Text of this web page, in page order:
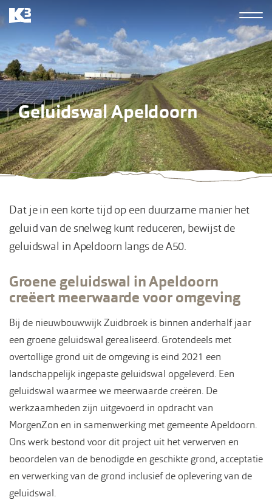
Overslaan
en
de
inhoud
gaan
K3
derde
Geluidswal Apeldoorn
Dat je in een korte tijd op een duurzame manier het
geluid van de snelweg kunt reduceren, bewijst de
geluidswal in Apeldoorn langs de A50.
Groene geluidswal in Apeldoorn
creëert meerwaarde voor omgeving
Bij de nieuwbouwwijk Zuidbroek is binnen anderhalf jaar
een groene geluidswal gerealiseerd. Grotendeels met
overtollige grond uit de omgeving is eind 2021 een
landschappelijk ingepaste geluidswal opgeleverd. Een
geluidswal waarmee we meerwaarde creëren. De
werkzaamheden zijn uitgevoerd in opdracht van
MorgenZon en in samenwerking met gemeente Apeldoorn.
Ons werk bestond voor dit project uit het verwerven en
beoordelen van de benodigde en geschikte grond, acceptatie
en verwerking van de grond inclusief de oplevering van de
geluidswal.